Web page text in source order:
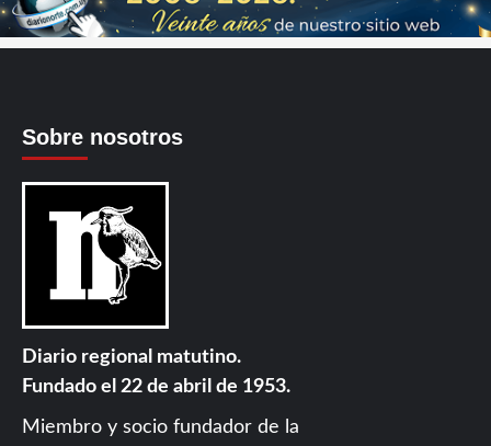
Sobre nosotros
Diario regional matutino.
Fundado el 22 de abril de 1953.
Miembro y socio fundador de la